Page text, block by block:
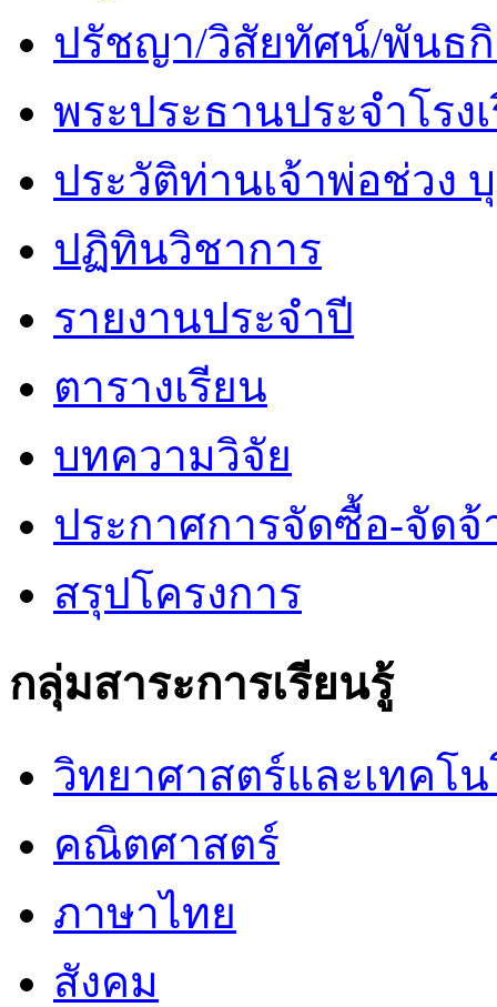
ปรัชญา/วิสัยทัศน์/พันธ
พระประธานประจำโรง
ประวัติท่านเจ้าพ่อช่วง
ปฏิทินวิชาการ
รายงานประจำปี
ตารางเรียน
บทความวิจัย
ประกาศการจัดซื้อ-จัดจ้
สรุปโครงการ
กลุ่มสาระการเรียนรู้
วิทยาศาสตร์และเทคโ
คณิตศาสตร์
ภาษาไทย
สังคม